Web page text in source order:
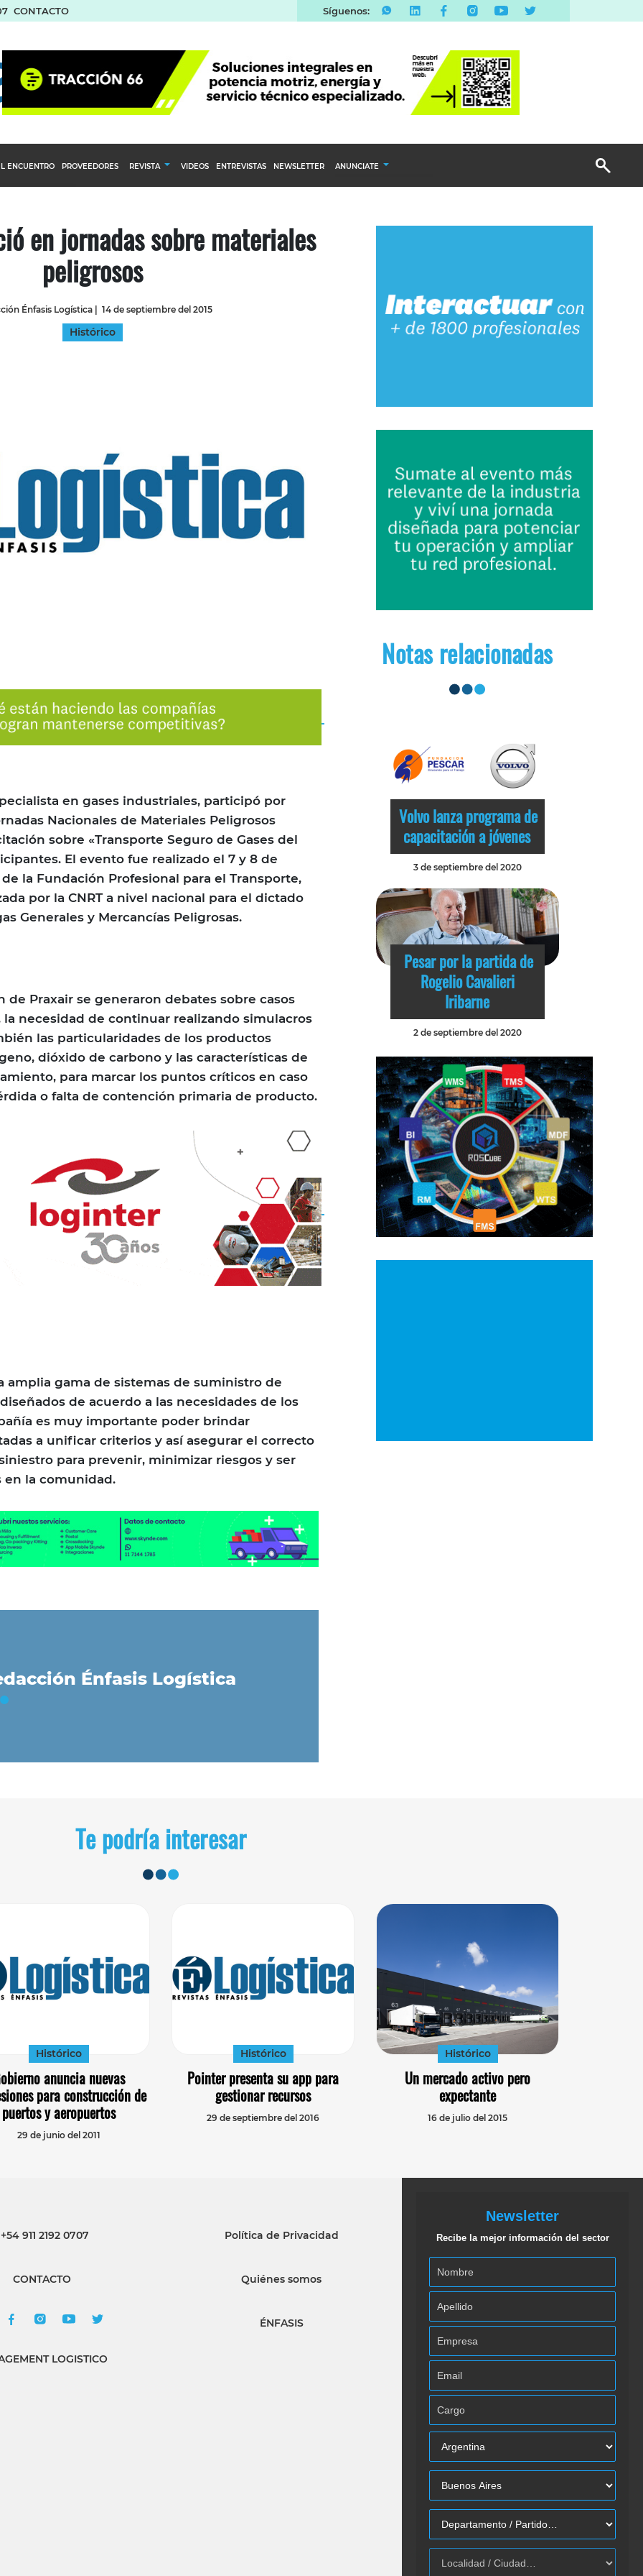
CONTACTO Síguenos:
ENCUENTRO PROVEEDORES REVISTA VIDEOS ENTREVISTAS NEWSLETTER ANUNCIATE
Email Marketing
en jornadas sobre materiales
peligrosos
Énfasis Logística| 14 de septiembre del 2015
Histórico
en gases industriales, participó por
Nacionales de Materiales Peligrosos
sobre «Transporte Seguro de Gases del
El evento fue realizado el 7 y 8 de
la Fundación Profesional para el Transporte,
por la CNRT a nivel nacional para el dictado
Generales y Mercancías Peligrosas.
de Praxair se generaron debates sobre casos
la necesidad de continuar realizando simulacros
las particularidades de los productos
dióxido de carbono y las características de
para marcar los puntos críticos en caso
o falta de contención primaria de producto.
amplia gama de sistemas de suministro de
de acuerdo a las necesidades de los
es muy importante poder brindar
a unificar criterios y así asegurar el correcto
para prevenir, minimizar riesgos y ser
en la comunidad.
Énfasis Logística
Notas relacionadas
Volvo lanza programa de
capacitación a jóvenes
3 de septiembre del 2020
Pesar por la partida de
Rogelio Cavalieri
Iribarne
2 de septiembre del 2020
Te podría interesar
Histórico
anuncia nuevas
para construcción de
puertos y aeropuertos
29 de junio del 2011
Histórico
Pointer presenta su app para
gestionar recursos
29 de septiembre del 2016
Histórico
Un mercado activo pero
expectante
16 de julio del 2015
911 2192 0707
CONTACTO
LOGISTICO
Política de Privacidad
Quiénes somos
ÉNFASIS
Newsletter
Recibe la mejor información del sector